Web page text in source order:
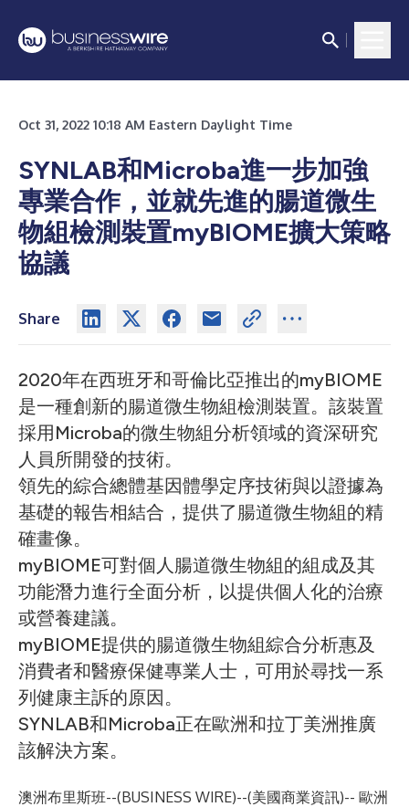
Oct 31, 2022 10:18 AM Eastern Daylight Time
SYNLAB和Microba進一步加強
專業合作，並就先進的腸道微生
物組檢測裝置myBIOME擴大策略
協議
Share
2020年在西班牙和哥倫比亞推出的myBIOME
是一種創新的腸道微生物組檢測裝置。該裝置
採用Microba的微生物組分析領域的資深研究
人員所開發的技術。
領先的綜合總體基因體學定序技術與以證據為
基礎的報告相結合，提供了腸道微生物組的精
確畫像。
myBIOME可對個人腸道微生物組的組成及其
功能潛力進行全面分析，以提供個人化的治療
或營養建議。
myBIOME提供的腸道微生物組綜合分析惠及
消費者和醫療保健專業人士，可用於尋找一系
列健康主訴的原因。
SYNLAB和Microba正在歐洲和拉丁美洲推廣
該解決方案。
澳洲布里斯班--(BUSINESS WIRE)--(美國商業資訊)-- 歐洲